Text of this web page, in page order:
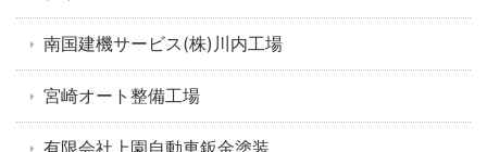
南国建機サービス(株)川内工場
宮崎オート整備工場